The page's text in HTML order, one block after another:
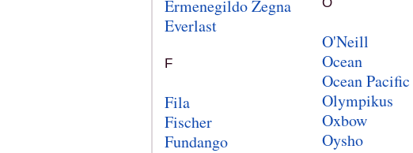
Ermenegildo Zegna
Everlast
F
Fila
Fischer
Fundango
O'Neill
Ocean
Ocean Pacific
Olympikus
Oxbow
Oysho